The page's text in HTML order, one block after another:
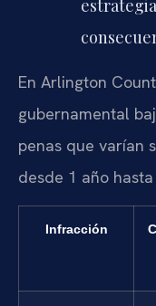
En Arlington
gubernamental
penas que varían
desde 1 año
Infracción